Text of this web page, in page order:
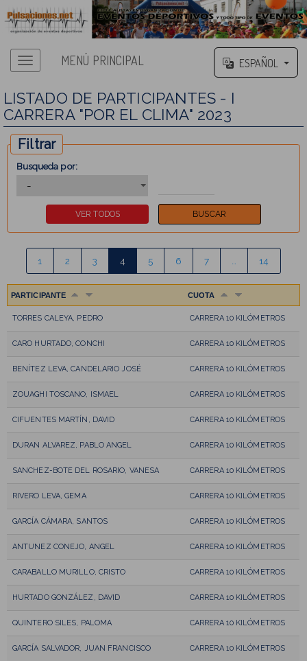
MENÚ PRINCIPAL ESPAÑOL
LISTADO DE PARTICIPANTES - I
CARRERA "POR EL CLIMA" 2023
Filtrar
Busqueda por:
1 2 3 4 5 6 7 14
PARTICIPANTE CUOTA
TORRES CALEYA, PEDRO CARRERA 10 KILÓMETROS
CARO HURTADO, CONCHI CARRERA 10 KILÓMETROS
BENÍTEZ LEVA, CANDELARIO JOSÉ CARRERA 10 KILÓMETROS
ZOUAGHI TOSCANO, ISMAEL CARRERA 10 KILÓMETROS
CIFUENTES MARTÍN, DAVID CARRERA 10 KILÓMETROS
DURAN ALVAREZ, PABLO ANGEL CARRERA 10 KILÓMETROS
SANCHEZ-BOTE DEL ROSARIO, VANESA CARRERA 10 KILÓMETROS
RIVERO LEVA, GEMA CARRERA 10 KILÓMETROS
GARCÍA CÁMARA, SANTOS CARRERA 10 KILÓMETROS
ANTUNEZ CONEJO, ANGEL CARRERA 10 KILÓMETROS
CARABALLO MURILLO, CRISTO CARRERA 10 KILÓMETROS
HURTADO GONZÁLEZ, DAVID CARRERA 10 KILÓMETROS
QUINTERO SILES, PALOMA CARRERA 10 KILÓMETROS
GARCÍA SALVADOR, JUAN FRANCISCO CARRERA 10 KILÓMETROS